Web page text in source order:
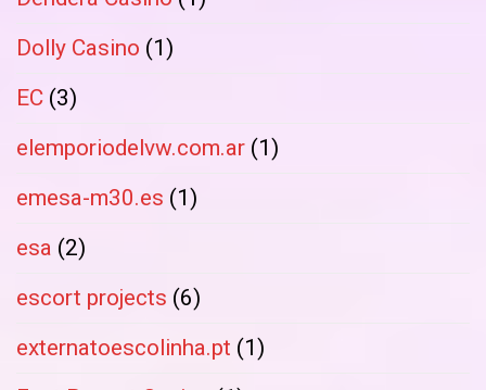
Dolly Casino (1)
EC (3)
elemporiodelvw.com.ar (1)
emesa-m30.es (1)
esa (2)
escort projects (6)
externatoescolinha.pt (1)